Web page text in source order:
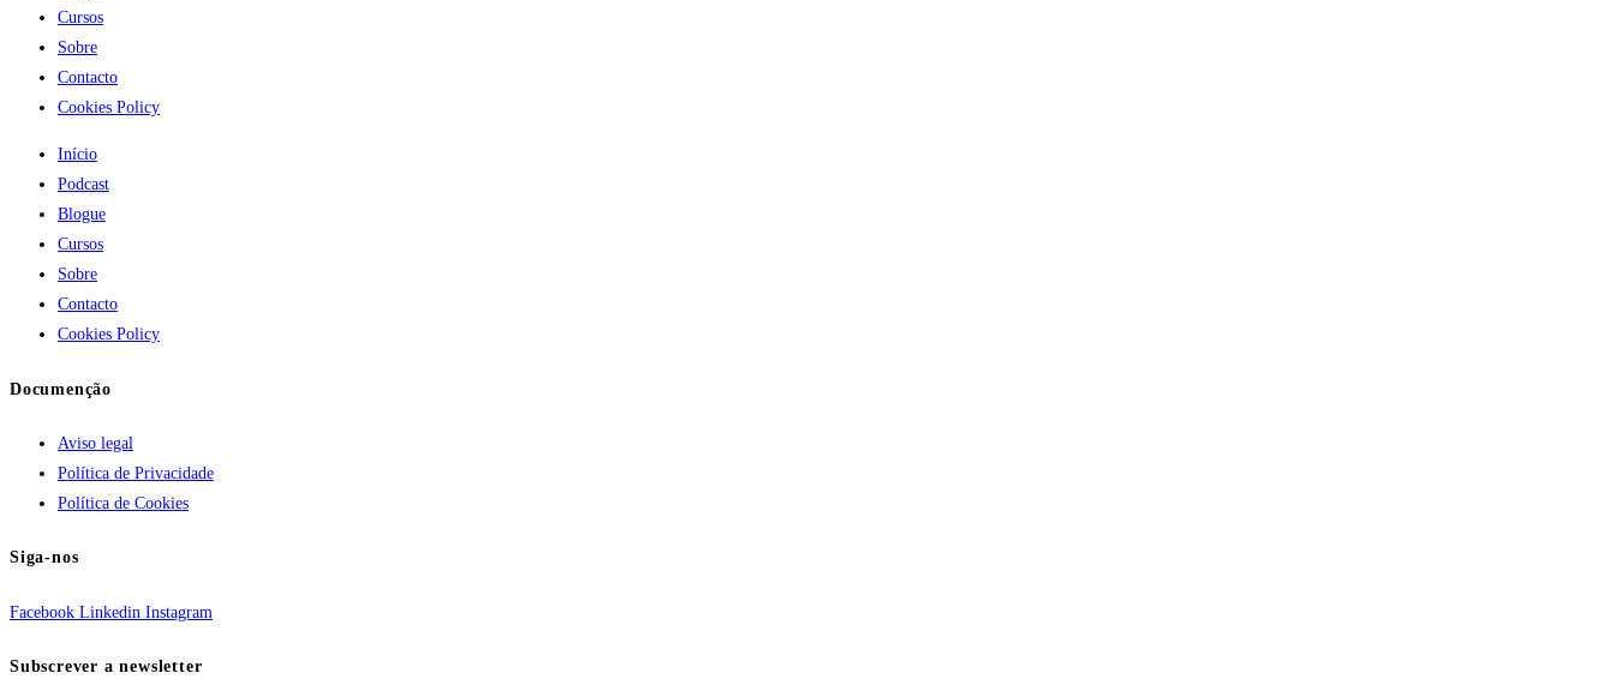
Cursos
Sobre
Contacto
Cookies Policy
Início
Podcast
Blogue
Cursos
Sobre
Contacto
Cookies Policy
Documenção
Aviso legal
Política de Privacidade
Política de Cookies
Siga-nos
Facebook Linkedin Instagram
Subscrever a newsletter